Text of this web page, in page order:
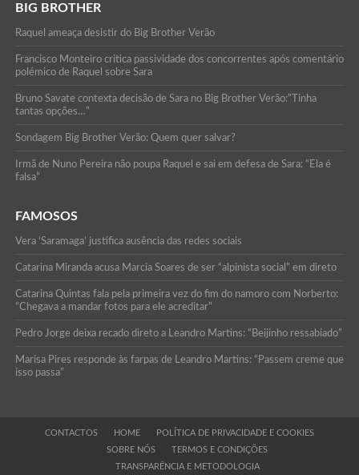
BIG BROTHER
Raquel ameaça desistir do Big Brother Verão
Francisco Monteiro critica passividade dos concorrentes após comentário
polémico de Raquel sobre Sara
Bruno Savate contexta decisão de Sara no Big Brother Verão:”Tinha
tantas opções…”
Sondagem Big Brother Verão: Quem quer salvar?
Irmã de Nuno Pereira não poupa Raquel e sai em defesa de Sara: “Ela é
falsa”
FAMOSOS
Vera ‘Saramaga’ justifica ausência das redes sociais
Catarina Miranda acusa Marcia Soares de ser “alpinista social” em direto
Catarina Quintas fala pela primeira vez do fim do namoro com Norberto:
“Chegava a mandar fotos para ele acreditar”
Pedro Jorge deixa recado direto a Leandro Martins: “Beijinho ressabiado”
Marisa Pires responde às farpas de Leandro Martins: “Passem creme que
isso passa”
CONTACTOS HOME
POLÍTICA DE PRIVACIDADE E COOKIES
SOBRE NÓS
TERMOS E CONDIÇÕES
TRANSPARÊNCIA E METODOLOGIA